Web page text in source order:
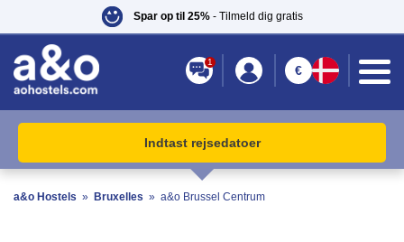
Spar op til 25% - Tilmeld dig gratis
1
€
Indtast rejsedatoer
a&o Hostels » Bruxelles » a&o Brussel Centrum